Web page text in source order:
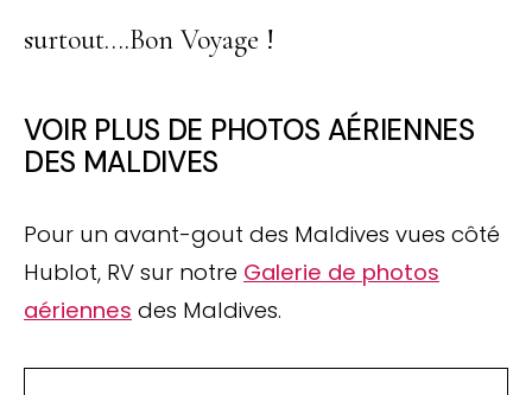
surtout….Bon Voyage !
VOIR PLUS DE PHOTOS AÉRIENNES
DES MALDIVES
Pour un avant-gout des Maldives vues côté
Hublot, RV sur notre Galerie de photos
aériennes des Maldives.